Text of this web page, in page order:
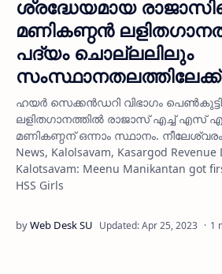
ശ്രദ്ധേയമായ
മണികണ്ഠന്‍
പദ്യം ചൊല്ലലിലും
സംസ്ഥാനതലത്തിലേക്ക്
ഹയര്‍ സെക്കന്‍ഡറി വിഭാഗം
ലളിതഗാനത്തില്‍ രാജാസ് എച്ച് എസ്
മണികണ്ഠന് ഒന്നാം സ്ഥാനം. നീലേശ്വരം
News, Kalolsavam, Kasargod Revenue
Kalotsavam: Meenu Manikantan got
HSS Girls
1